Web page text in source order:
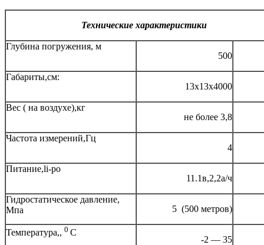
Технические характеристики
Глубина погружения, м
500
Габариты,см:
13х13х4000
Вес ( на воздухе),кг
не более 3,8
Частота измерений,Гц
4
Питание,li-po
11.1в,2,2а/ч
Гидростатическое давление,
Мпа
5 (500 метров)
Температура,, 0 С
-2 — 35